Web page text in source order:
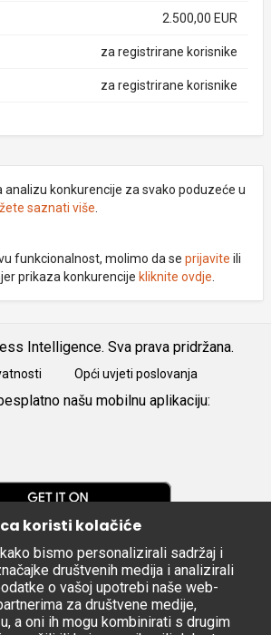
2.500,00 EUR
za registrirane korisnike
za registrirane korisnike
analizu konkurencije za svako poduzeće u
saznati više
funkcionalnost, molimo da se prijavite ili
prikaza konkurencije kliknite ovdje
Intelligence. Sva prava pridržana.
Opći uvjeti poslovanja
našu mobilnu aplikaciju:
koristi kolačiće
bismo personalizirali sadržaj i
društvenih medija i analizirali
o vašoj upotrebi naše web-
za društvene medije,
a oni ih mogu kombinirati s drugim